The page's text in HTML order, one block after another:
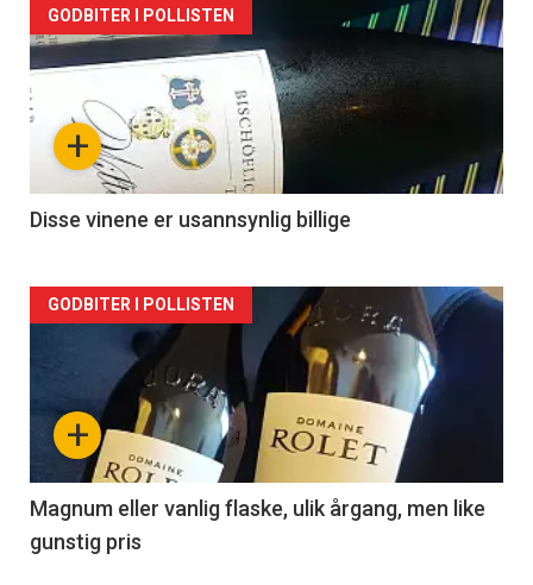
Forsiden
akkurat
nå
2
+
GODBITER I POLLISTEN
Disse vinene er usannsynlig billige
Forsiden
akkurat
nå
3
+
GODBITER I POLLISTEN
Magnum eller vanlig flaske, ulik årgang, men like
gunstig pris